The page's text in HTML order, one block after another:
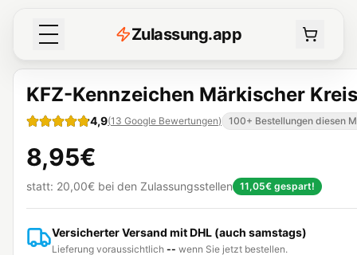
Zulassung.app
KFZ-Kennzeichen Märkischer
4,9(13 Google Bewertungen) 100+ Bestellungen diesen
8,95€
statt: 20,00€ bei den Zulassungsstellen 11,05€ gespart!
Versicherter Versand mit DHL (auch samstags)
Lieferung voraussichtlich -- wenn Sie jetzt bestellen.